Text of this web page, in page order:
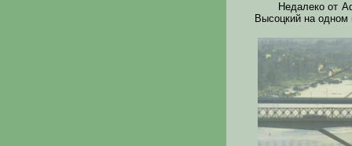
Недалеко от
Высоцкий на одном